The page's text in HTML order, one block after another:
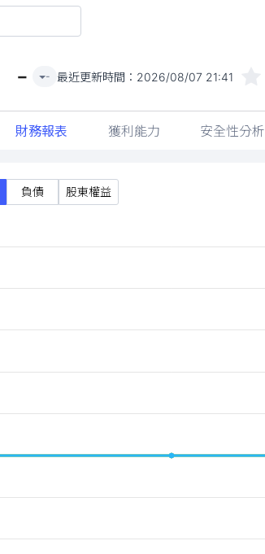
- - 最近更新時間： 2026/08/07 21:41
財務報表 獲利能力 安全性分析
負債 股東權益